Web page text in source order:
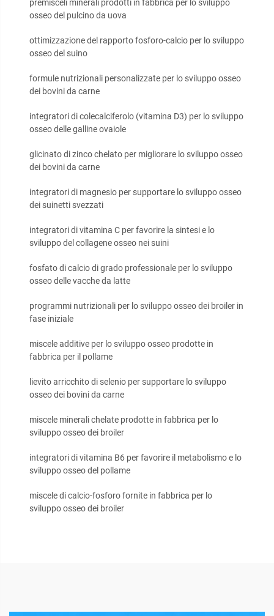
premisceli minerali prodotti in fabbrica per lo sviluppo
osseo del pulcino da uova
ottimizzazione del rapporto fosforo-calcio per lo sviluppo
osseo del suino
formule nutrizionali personalizzate per lo sviluppo osseo
dei bovini da carne
integratori di colecalciferolo (vitamina D3) per lo sviluppo
osseo delle galline ovaiole
glicinato di zinco chelato per migliorare lo sviluppo osseo
dei bovini da carne
integratori di magnesio per supportare lo sviluppo osseo
dei suinetti svezzati
integratori di vitamina C per favorire la sintesi e lo
sviluppo del collagene osseo nei suini
fosfato di calcio di grado professionale per lo sviluppo
osseo delle vacche da latte
programmi nutrizionali per lo sviluppo osseo dei broiler in
fase iniziale
miscele additive per lo sviluppo osseo prodotte in
fabbrica per il pollame
lievito arricchito di selenio per supportare lo sviluppo
osseo dei bovini da carne
miscele minerali chelate prodotte in fabbrica per lo
sviluppo osseo dei broiler
integratori di vitamina B6 per favorire il metabolismo e lo
sviluppo osseo del pollame
miscele di calcio-fosforo fornite in fabbrica per lo
sviluppo osseo dei broiler